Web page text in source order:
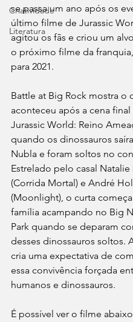
Criatividade
Literatura
se passa um ano após os
último filme de Jurassic
agitou os fãs e criou um
o próximo filme da
para 2021.
Battle at Big Rock mostra o
aconteceu após a cena final
Jurassic World: Reino
quando os dinossauros
Nubla e foram soltos no
Estrelado pelo casal Natalie
(Corrida Mortal) e André
(Moonlight), o curta
família acampando no Big
Park quando se deparam
desses dinossauros soltos.
cria uma expectativa de
essa convivência forçada
humanos e dinossauros.
É possível ver o filme